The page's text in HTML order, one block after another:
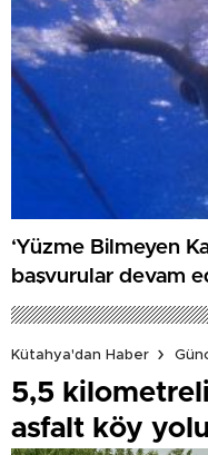
‘Yüzme Bilmeyen
başvurular devam
Kütahya'dan Haber
5,5
asfalt köy yolu